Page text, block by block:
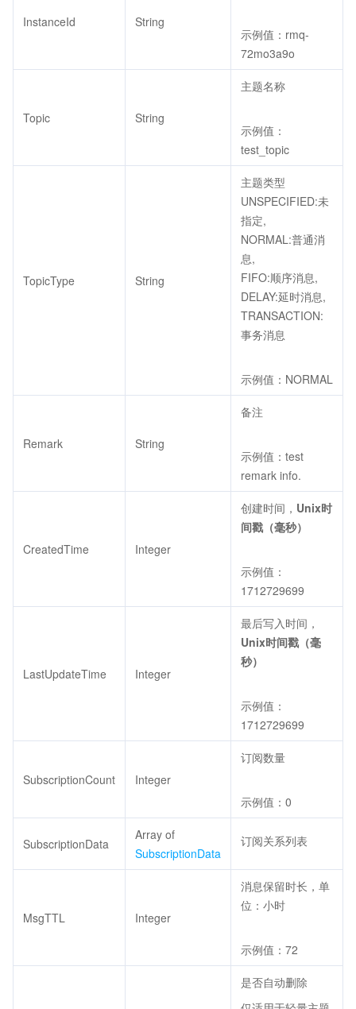
InstanceId String
示例值：rmq-
72mo3a9o
Topic String
主题名称
示例值：
test_topic
TopicType String
主题类型
UNSPECIFIED:未
指定,
NORMAL:普通消
息,
FIFO:顺序消息,
DELAY:延时消息,
TRANSACTION:
事务消息
示例值：NORMAL
Remark String
备注
示例值：test
remark info.
CreatedTime Integer
创建时间， Unix时
间戳（毫秒）
示例值：
1712729699
LastUpdateTime Integer
最后写入时间，
Unix时间戳（毫
秒）
示例值：
1712729699
SubscriptionCount Integer
订阅数量
示例值：0
SubscriptionData
Array of
SubscriptionData
订阅关系列表
MsgTTL Integer
消息保留时长，单
位：小时
示例值：72
是否自动删除